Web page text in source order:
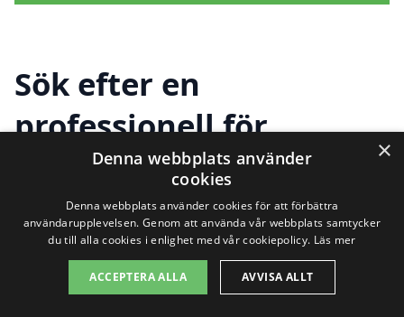
Sök efter en
professionell för
sanering i andra städer
nära Stora Höga
Att hitta pålitlig hjälp för sanering i Stora
×
Denna webbplats använder
cookies
Denna webbplats använder cookies för att förbättra
användarupplevelsen. Genom att använda vår webbplats samtycker
du till alla cookies i enlighet med vår cookiepolicy. Läs mer
ACCEPTERA ALLA AVVISA ALLT